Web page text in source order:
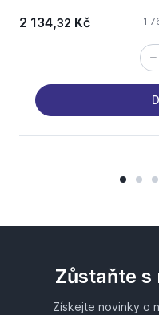
2 134,32 Kč 1
Zůstaňte s
Získejte novinky o